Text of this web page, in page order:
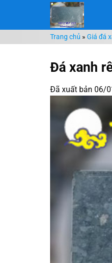
nội
dung
Trang chủ » Giá đá
Đá xanh
Đã xuất bản 06/